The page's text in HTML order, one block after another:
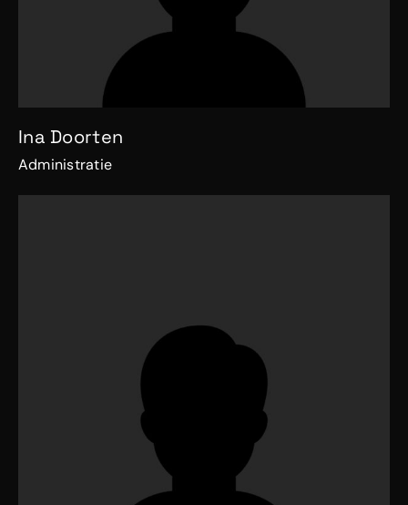
Ina Doorten
Administratie